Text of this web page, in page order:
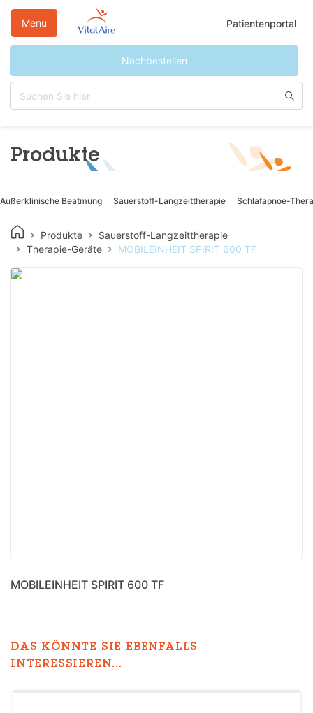
Patientenportal
Nachbestellen
Menü
Produkte
Außerklinische Beatmung Sauerstoff-Langzeittherapie Schlafapnoe-
Produkte
Sauerstoff-Langzeittherapie
Therapie-Geräte
MOBILEINHEIT SPIRIT 600 TF
MOBILEINHEIT SPIRIT 600 TF
DAS KÖNNTE SIE EBENFALLS
INTERESSIEREN...